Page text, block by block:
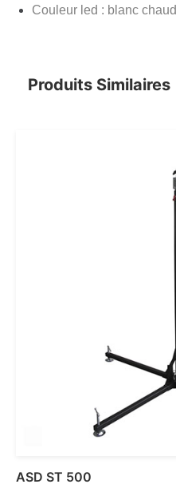
Couleur led : blanc chaud
Produits Similaires
ASD ST 500